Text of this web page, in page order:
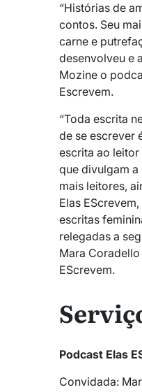
“Histórias de
contos. Seu
carne e
desenvolveu e
Mozine o
Escrevem.
“Toda escrita
de se escrever
escrita ao leitor
que divulgam a
mais leitores,
Elas
escritas
relegadas a
Mara
EScrevem.
Podcast Elas
Convidada: